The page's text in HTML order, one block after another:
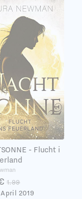
- Flucht i
1.99
2019